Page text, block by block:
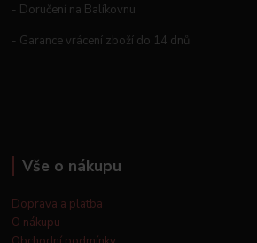
- Doručení na Balíkovnu
- Garance vrácení zboží do 14 dnů
Vše o nákupu
Doprava a platba
O nákupu